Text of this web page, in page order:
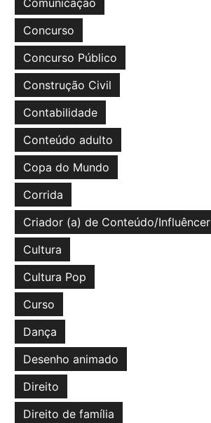
Comunicação
Concurso
Concurso Público
Construção Civil
Contabilidade
Conteúdo adulto
Copa do Mundo
Corrida
Criador (a) de Conteúdo/Influêncer
Cultura
Cultura Pop
Curso
Dança
Desenho animado
Direito
Direito de família